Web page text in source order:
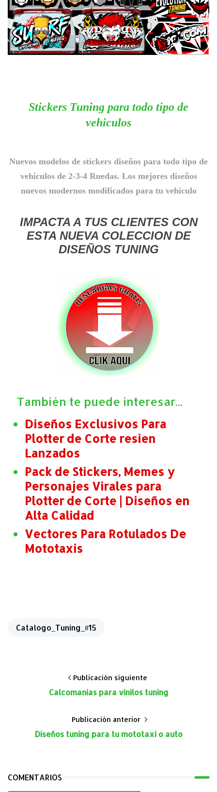
Stickers Tuning para todo tipo de
vehiculos
Nuevos modelos de stickers diseños para todo tipo de
vehiculos de 2-3-4 Ruedas. Los mejores diseños
nuevos modernos modificados para tu vehiculo
IMPACTA A TUS CLIENTES CON
ESTA NUEVA COLECCION DE
DISEÑOS TUNING
También te puede interesar...
Diseños Exclusivos Para
Plotter de Corte resien
Lanzados
Pack de Stickers, Memes y
Personajes Virales para
Plotter de Corte | Diseños en
Alta Calidad
Vectores Para Rotulados De
Mototaxis
Catalogo_Tuning_#15
Publicación siguiente
Calcomanias para vinilos tuning
Publicación anterior
Diseños tuning para tu mototaxi o auto
COMENTARIOS